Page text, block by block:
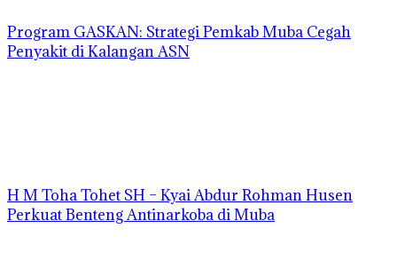
Program GASKAN: Strategi Pemkab Muba Cegah
Penyakit di Kalangan ASN
H M Toha Tohet SH – Kyai Abdur Rohman Husen
Perkuat Benteng Antinarkoba di Muba